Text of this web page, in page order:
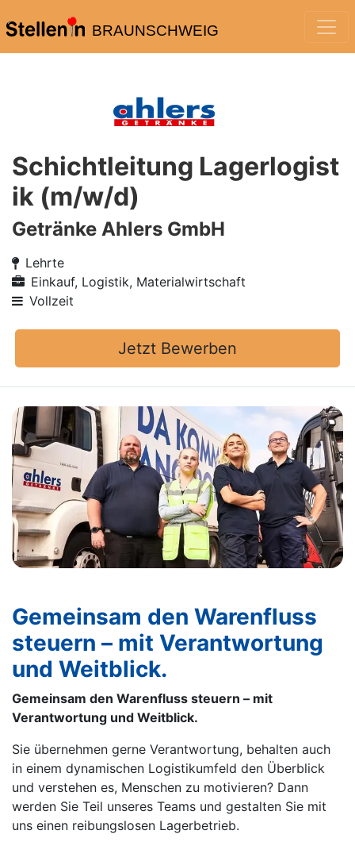
BRAUNSCHWEIG
Schichtleitung Lagerlogist
ik (m/w/d)
Getränke Ahlers GmbH
Lehrte
Einkauf, Logistik, Materialwirtschaft
Vollzeit
Jetzt Bewerben
Gemeinsam den Warenfluss
steuern – mit Verantwortung
und Weitblick.
Gemeinsam den Warenfluss steuern – mit
Verantwortung und Weitblick.
Sie übernehmen gerne Verantwortung, behalten auch
in einem dynamischen Logistikumfeld den Überblick
und verstehen es, Menschen zu motivieren? Dann
werden Sie Teil unseres Teams und gestalten Sie mit
uns einen reibungslosen Lagerbetrieb.